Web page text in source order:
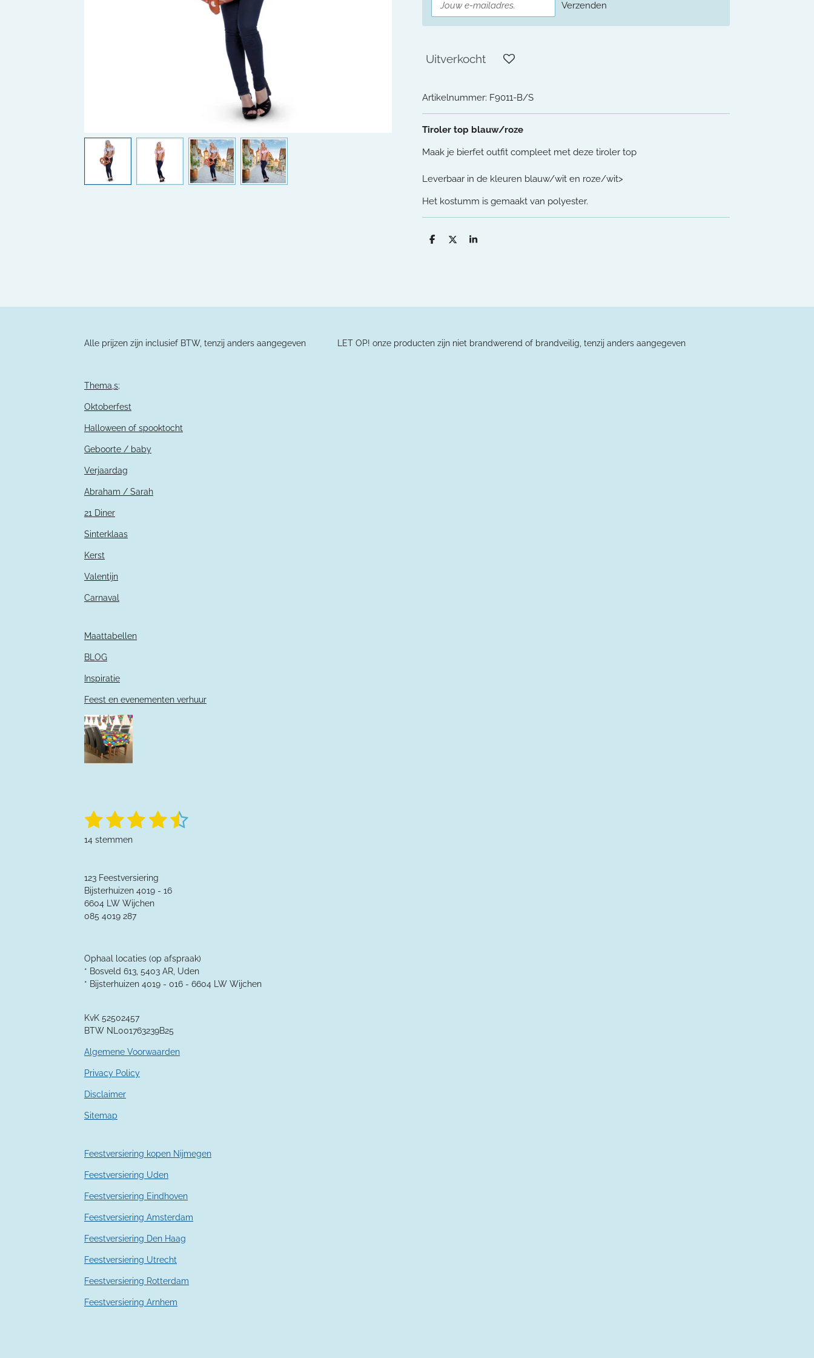
Verzenden
Uitverkocht
Artikelnummer: F9011-B/S
Tiroler top blauw/roze
Maak je bierfet outfit compleet met deze tiroler top
Leverbaar in de kleuren blauw/wit en roze/wit>
Het kostumm is gemaakt van polyester.
D
D
S
Alle prijzen zijn inclusief BTW, tenzij anders aangegeven L ET OP! onze producten zijn niet brandwerend of brandveilig, tenzij anders aangegeven
Thema,s;
Oktoberfest
Halloween of spooktocht
Geboorte / baby
Verjaardag
Abraham / Sarah
21 Diner
Sinterklaas
Kerst
Valentijn
Carnaval
Maattabellen
BLOG
Inspiratie
Feest en evenementen verhuur
R
a
t
g
:
4
.
7
1
4
5
7
4
2
s
e
e
n
1
s
e
r
2
s
e
r
r
n
3
s
e
r
r
n
4
e
r
n
5
r
n
14 stemmen
123 Feestversiering
Bijsterhuizen 4019 - 16
6604 LW Wijchen
085 4019 287
Ophaal locaties (op afspraak)
* Bosveld 613, 5403 AR, Uden
* Bijsterhuizen 4019 - 016 - 6604 LW Wijchen
KvK 52502457
BTW NL001763239B25
Algemene Voorwaarden
Privacy Policy
Disclaimer
Sitemap
Feestversiering kopen Nijmegen
Feestversiering Uden
Feestversiering Eindhoven
Feestversiering Amsterdam
Feestversiering Den Haag
Feestversiering Utrecht
Feestversiering Rotterdam
Feestversiering Arnhem